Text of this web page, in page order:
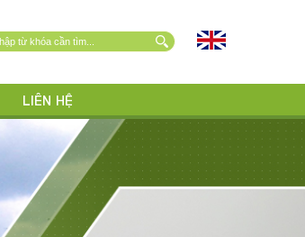
LIÊN HỆ